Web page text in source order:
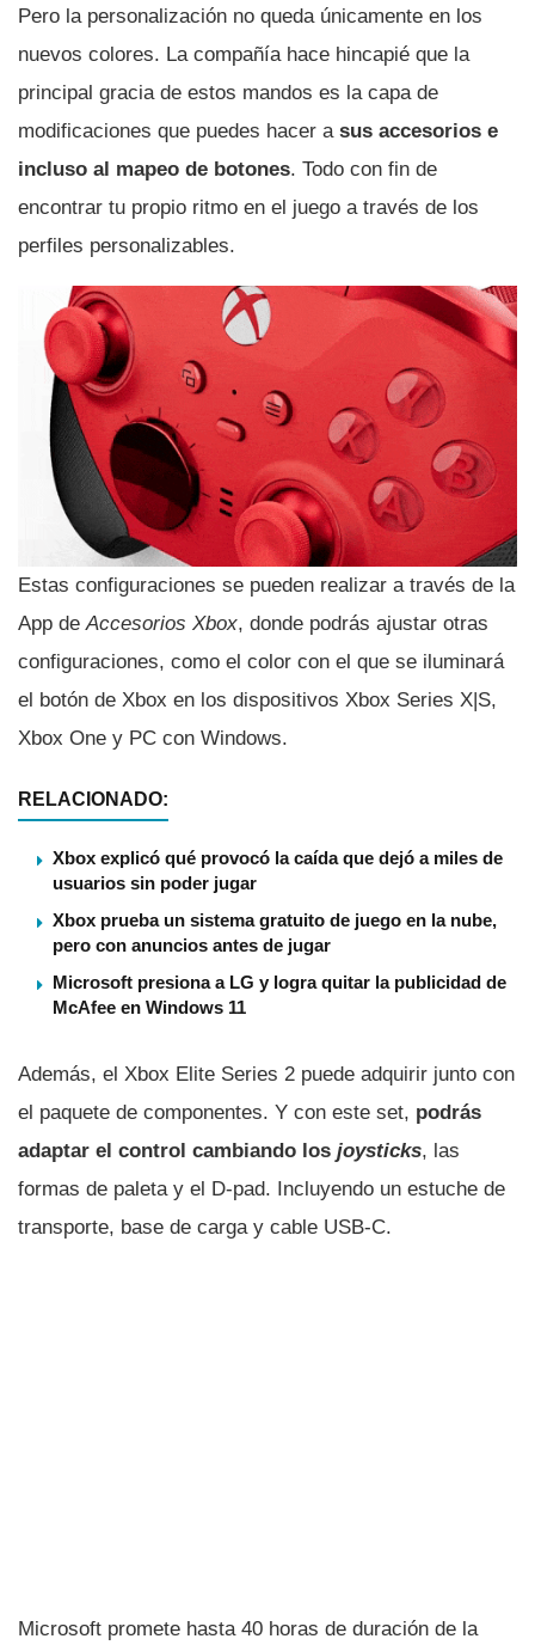
Pero la personalización no queda únicamente en los
nuevos colores. La compañía hace hincapié que la
principal gracia de estos mandos es la capa de
modificaciones que puedes hacer a sus accesorios e
incluso al mapeo de botones. Todo con fin de
encontrar tu propio ritmo en el juego a través de los
perfiles personalizables.
Estas configuraciones se pueden realizar a través de la
App de Accesorios Xbox, donde podrás ajustar otras
configuraciones, como el color con el que se iluminará
el botón de Xbox en los dispositivos Xbox Series X|S,
Xbox One y PC con Windows.
RELACIONADO:
Xbox explicó qué provocó la caída que dejó a miles de
usuarios sin poder jugar
Xbox prueba un sistema gratuito de juego en la nube,
pero con anuncios antes de jugar
Microsoft presiona a LG y logra quitar la publicidad de
McAfee en Windows 11
Además, el Xbox Elite Series 2 puede adquirir junto con
el paquete de componentes. Y con este set, podrás
adaptar el control cambiando los joysticks, las
formas de paleta y el D-pad. Incluyendo un estuche de
transporte, base de carga y cable USB-C.
Microsoft promete hasta 40 horas de duración de la